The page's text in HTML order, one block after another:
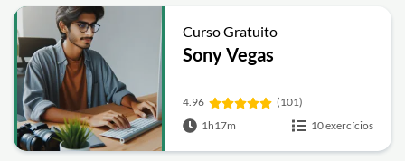
Curso Gratuito
Sony Vegas
4.96
(101)
1h17m
10 exercícios